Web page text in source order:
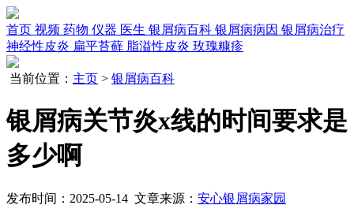
首页 视频 药物 仪器 医生 银屑病百科 银屑病病因 银屑病治疗
神经性皮炎 扁平苔藓 脂溢性皮炎 玫瑰糠疹
当前位置： 主页 > 银屑病百科
银屑病关节炎x线的时间要求是
多少啊
发布时间：2025-05-14 文章来源： 安心银屑病家园